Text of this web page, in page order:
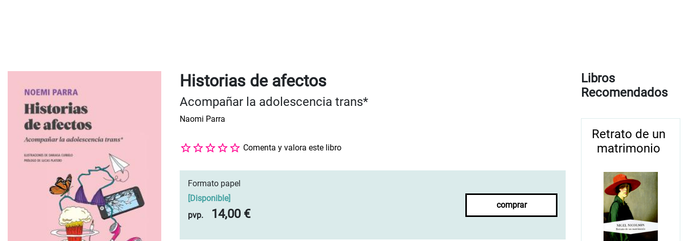
Historias de afectos
Acompañar la adolescencia trans*
Naomi Parra
Comenta y valora este libro
Formato papel
Disponible]
pvp.
14,00 €
comprar
Libros
Recomendados
Retrato de un
matrimonio